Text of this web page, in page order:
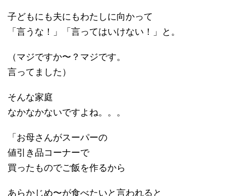
子どもにも夫にもわたしに向かって
「言うな！」「言ってはいけない！」と。
（マジですか〜？マジです。
言ってました）
そんな家庭
なかなかないですよね。。。
「お母さんがスーパーの
値引き品コーナーで
買ったものでご飯を作るから
あらかじめ〜が食べたいと言われると